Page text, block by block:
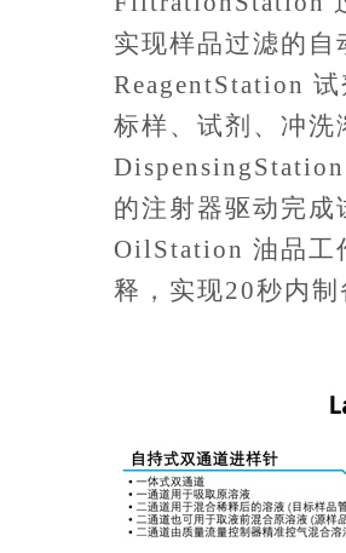
实现样品过滤的自
ReagentStation
标样、试剂、冲洗
的注射器驱动完
OilStation 油品工
释，实现20秒内